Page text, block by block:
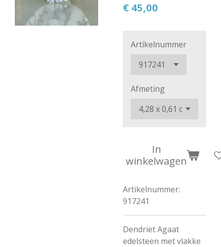
€ 45,00
Artikelnummer
Afmeting
In
winkelwagen
Artikelnummer:
917241
Dendriet Agaat
edelsteen met vlakke